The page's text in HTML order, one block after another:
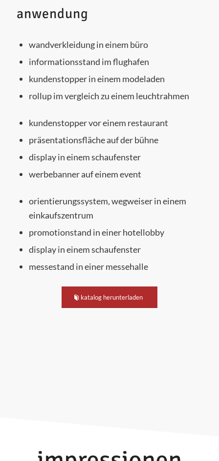
anwendung
wand­ver­klei­dung in einem büro
infor­ma­ti­ons­stand im flughafen
kun­den­stop­per in einem modeladen
rol­lup im ver­gleich zu einem leuchtrahmen
kun­den­stop­per vor einem restaurant
prä­sen­ta­ti­ons­flä­che auf der bühne
dis­play in einem schaufenster
wer­be­ban­ner auf einem event
ori­en­tie­rungs­sys­tem, weg­wei­ser in einem
einkaufszentrum
pro­mo­ti­on­s­tand in einer hotellobby
dis­play in einem schaufenster
mes­se­stand in einer messehalle
kata­log herunterladen